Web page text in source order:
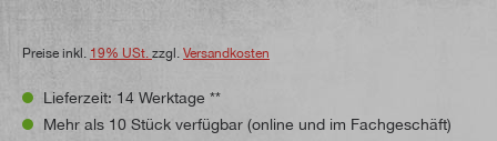
Preise inkl. 19% USt. zzgl. Versandkosten
Lieferzeit: 14 Werktage **
Mehr als 10 Stück verfügbar (online und im Fachgeschäft)